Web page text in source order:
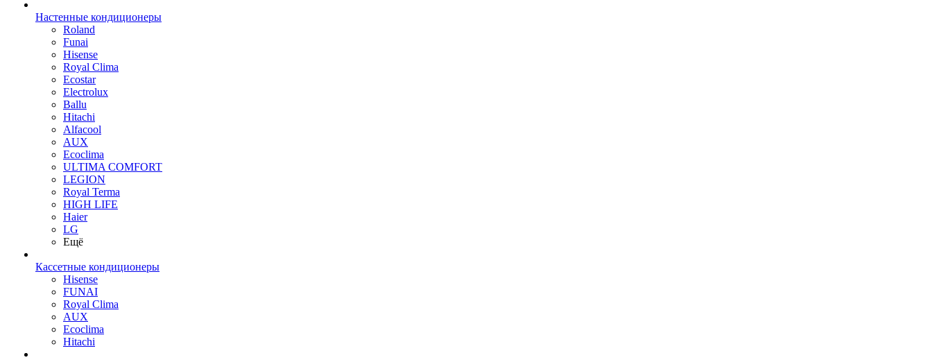
Настенные кондиционеры
Roland
Funai
Hisense
Royal Clima
Ecostar
Electrolux
Ballu
Hitachi
Alfacool
AUX
Ecoclima
ULTIMA COMFORT
LEGION
Royal Terma
HIGH LIFE
Haier
LG
Ещё
Кассетные кондиционеры
Hisense
FUNAI
Royal Clima
AUX
Ecoclima
Hitachi